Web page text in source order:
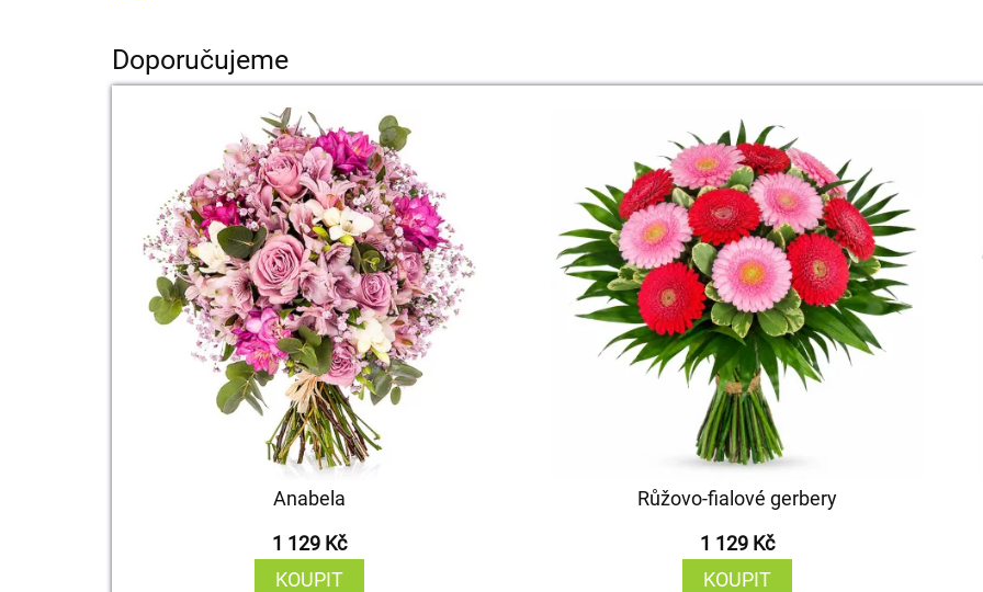
Doporučujeme
Anabela
1 129 Kč
KOUPIT
Růžovo-fialové gerbery
1 129 Kč
KOUPIT